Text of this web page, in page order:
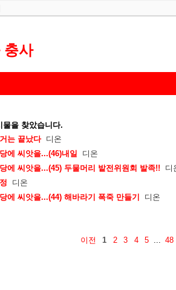
충사
물을 찾았습니다.
는 끝났다 디온
에 씨앗을...(46)내일 디온
에 씨앗을...(45) 두물머리 밭전위원회 발족!! 디
디온
에 씨앗을...(44) 해바라기 폭죽 만들기 디온
이전 1 2 3 4 5 48